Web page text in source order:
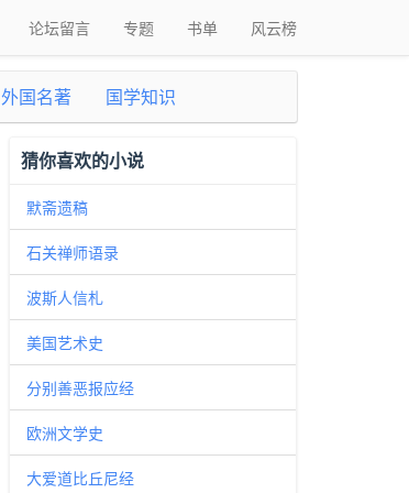
论坛留言 专题 书单 风云榜
外国名著 国学知识
猜你喜欢的小说
默斋遗稿
石关禅师语录
波斯人信札
美国艺术史
分别善恶报应经
欧洲文学史
大爱道比丘尼经